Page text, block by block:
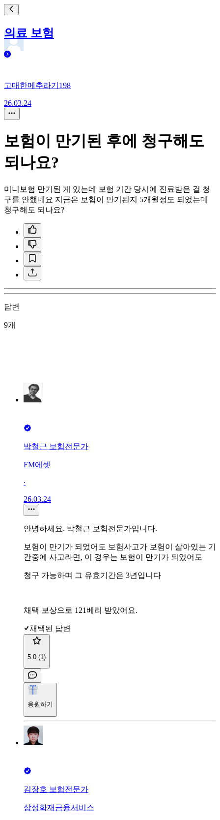
의료 보험
고매한메추라기198
26.03.24
보험이 만기된 후에 청구해도
되나요?
미니보험 만기된 게 있는데 보험 기간 당시에 진료받은 걸 청
구를 안했네요 지금은 보험이 만기된지 5개월정도 되었는데
청구해도 되나요?
답변
9개
박철근 보험전문가
FM에셋
∙
26.03.24
안녕하세요. 박철근 보험전문가입니다.
보험이 만기가 되었어도 보험사고가 보험이 살아있는 기
간중에 사고라면, 이 경우는 보험이 만기가 되었어도
청구 가능하며 그 유효기간은 3년입니다
채택 보상으로 121베리 받았어요.
채택된 답변
5.0 (1)
응원하기
김장호 보험전문가
삼성화재금융서비스